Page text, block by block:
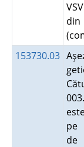
153730.03
pe
de